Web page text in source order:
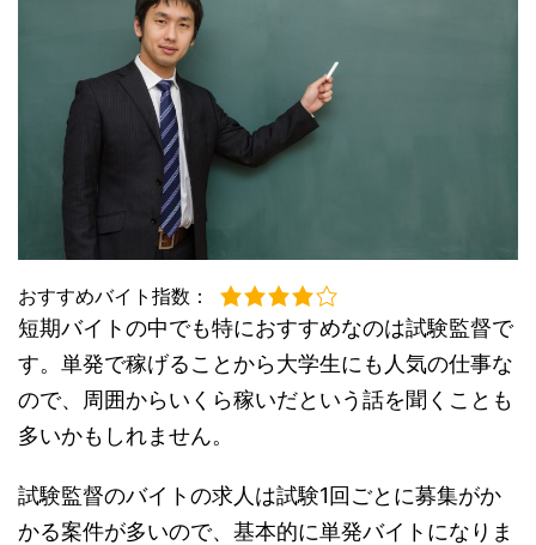
おすすめバイト指数：
短期バイトの中でも特におすすめなのは試験監督で
す。単発で稼げることから大学生にも人気の仕事な
ので、周囲からいくら稼いだという話を聞くことも
多いかもしれません。
試験監督のバイトの求人は試験1回ごとに募集がか
かる案件が多いので、基本的に単発バイトになりま